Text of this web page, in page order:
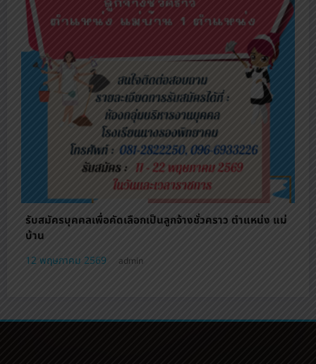
รับสมัครบุคคลเพื่อคัดเลือกเป็นลูกจ้างชั่วคราว ตําแหน่ง แม่
บ้าน
12 พฤษภาคม 2569 admin